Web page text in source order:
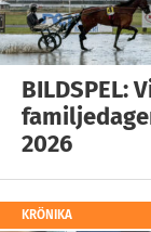
BILDSPEL:
2026
KRÖNIKA